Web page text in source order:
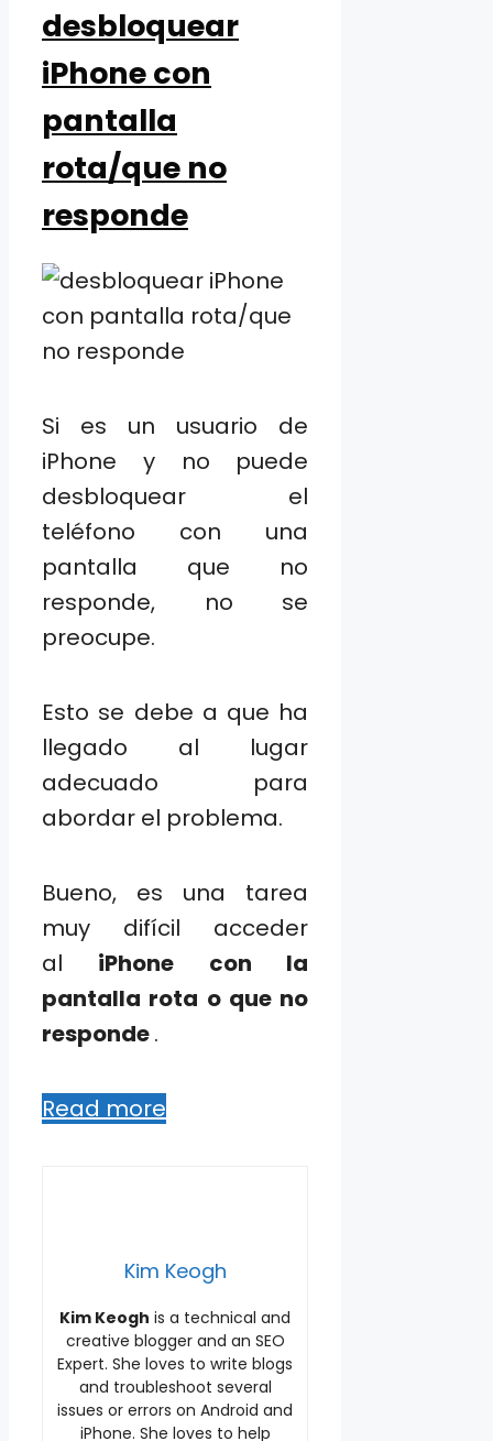
desbloquear
iPhone con
pantalla
rota/que no
responde
Si es un usuario de
iPhone y no puede
desbloquear el
teléfono con una
pantalla que no
responde, no se
preocupe.
Esto se debe a que ha
llegado al lugar
adecuado para
abordar el problema.
Bueno, es una tarea
muy difícil acceder
al iPhone con la
pantalla rota o que no
responde.
Read more
Kim Keogh
Kim Keogh is a technical and
creative blogger and an SEO
Expert. She loves to write blogs
and troubleshoot several
issues or errors on Android and
iPhone. She loves to help